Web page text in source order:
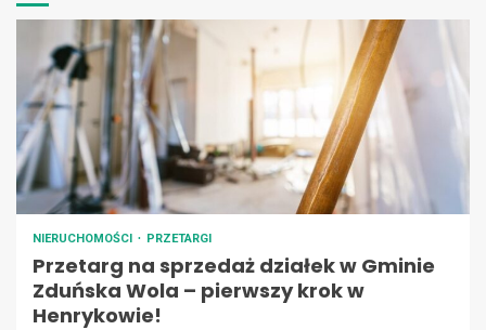
NIERUCHOMOŚCI PRZETARGI
Przetarg na sprzedaż działek w Gminie
Zduńska Wola – pierwszy krok w
Henrykowie!